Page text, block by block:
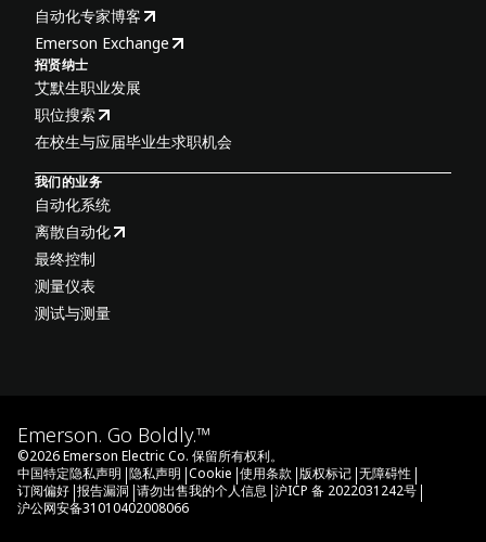
自动化专家博客
Emerson Exchange
招贤纳士
艾默生职业发展
职位搜索
在校生与应届毕业生求职机会
我们的业务
自动化系统
离散自动化
最终控制
测量仪表
测试与测量
Emerson. Go Boldly.™
©2026Emerson Electric Co. 保留所有权利。
中国特定隐私声明 |隐私声明 |Cookie |使用条款 |版权标记 |无障碍性 |
订阅偏好 |报告漏洞 |请勿出售我的个人信息 |沪ICP 备 2022031242号 |
沪公网安备31010402008066